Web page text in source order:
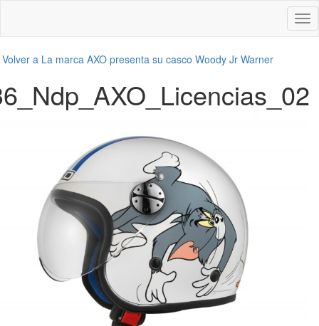
Volver a La marca AXO presenta su casco Woody Jr Warner